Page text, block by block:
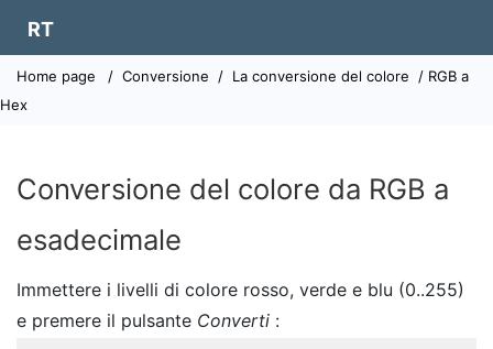
RT
Home page / Conversione / La conversione del colore
/ RGB a
Hex
Conversione del colore da RGB a
esadecimale
Immettere i livelli di colore rosso, verde e blu (0..255)
e premere il pulsante Converti :